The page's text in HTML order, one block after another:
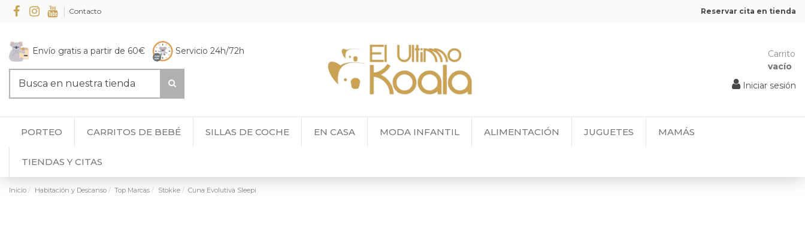
Contacto Reservar cita en tienda
Envío gratis a partir de 60€ Servicio 24h/72h
Carrito
vacío
Iniciar sesión
PORTEO CARRITOS DE BEBÉ SILLAS DE COCHE EN CASA MODA INFANTIL ALIMENTACIÓN JUGUETES MAMÁS
TIENDAS Y CITAS
Inicio Habitación y Descanso Top Marcas Stokke Cuna Evolutiva Sleepi